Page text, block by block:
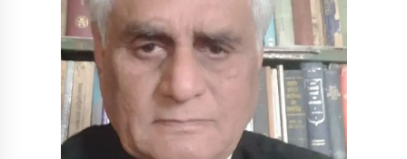
गांधी के रास्ते ही वैश्विक समस्याओं का समाधान सम्भव
3 years ago
पीवी राजगोपाल को जापान का निवानो शांति पुरस्कार
3 years ago